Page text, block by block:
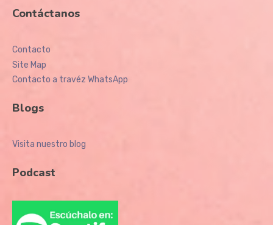
Contáctanos
Contacto
Site Map
Contacto a travéz WhatsApp
Blogs
Visita nuestro blog
Podcast